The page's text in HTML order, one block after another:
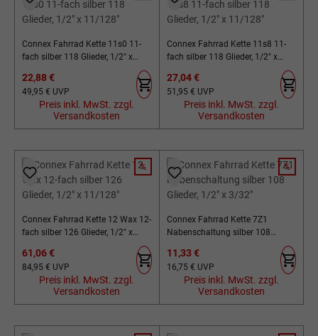
Connex Fahrrad Kette 11s0 11-
fach silber 118 Glieder, 1/2" x
Verkaufspreis:
22,88 €
Regulärer Preis:
49,95 € UVP
Preis inkl. MwSt. zzgl.
Versandkosten
Connex Fahrrad Kette 11s8 11-
fach silber 118 Glieder, 1/2" x
Verkaufspreis:
27,04 €
Regulärer Preis:
51,95 € UVP
Preis inkl. MwSt. zzgl.
Versandkosten
RABATT
%
Connex Fahrrad Kette 12 Wax 12-
fach silber 126 Glieder, 1/2" x
Verkaufspreis:
61,06 €
Regulärer Preis:
84,95 € UVP
Preis inkl. MwSt. zzgl.
Versandkosten
RABATT
%
Connex Fahrrad Kette 7Z1
Nabenschaltung silber 108
Verkaufspreis:
11,33 €
Regulärer Preis:
16,75 € UVP
Preis inkl. MwSt. zzgl.
Versandkosten